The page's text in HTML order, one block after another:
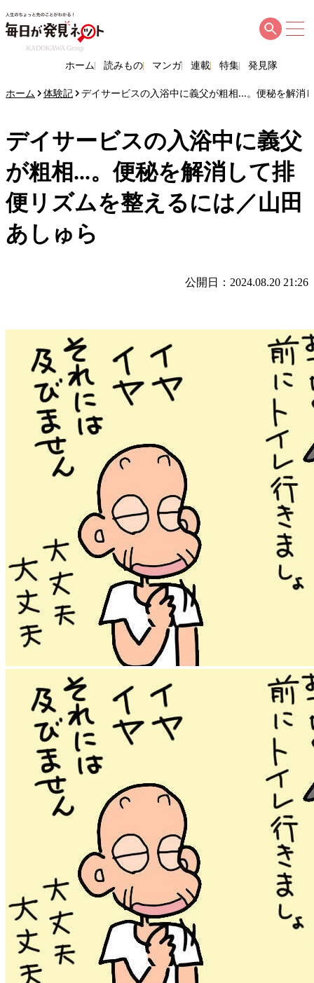
KADOKAWA Group
ホーム 読みもの マンガ 連載 特集 発見隊
ホーム 体験記 デイサービスの入浴中に義父が粗相...。便秘を解消
デイサービスの入浴中に義父
が粗相...。便秘を解消して排
便リズムを整えるには／山田
あしゅら
公開日：2024.08.20 21:26